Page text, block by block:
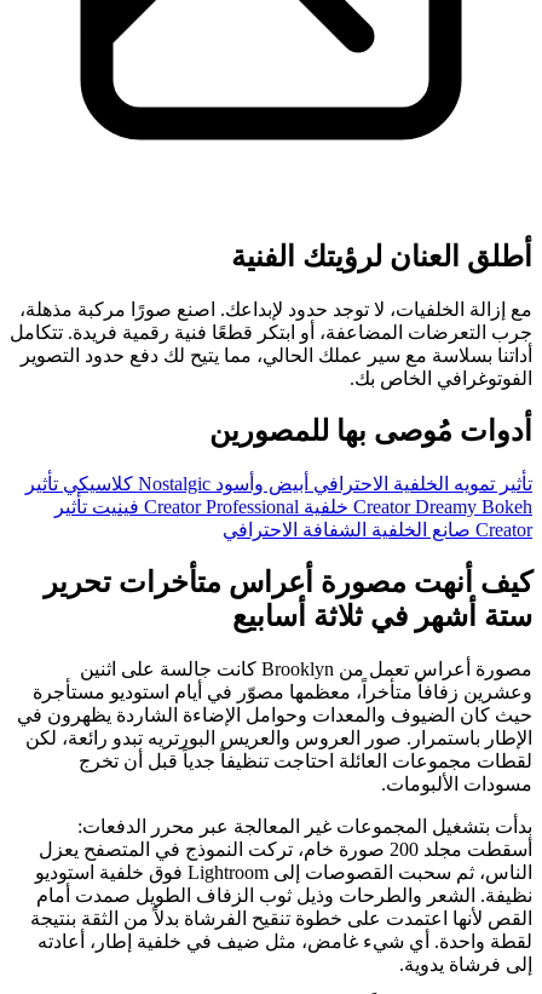
أطلق العنان لرؤيتك الفنية
مع إزالة الخلفيات، لا توجد حدود لإبداعك. اصنع صورًا مركبة مذهلة،
جرب التعرضات المضاعفة، أو ابتكر قطعًا فنية رقمية فريدة. تتكامل
أداتنا بسلاسة مع سير عملك الحالي، مما يتيح لك دفع حدود التصوير
الفوتوغرافي الخاص بك.
أدوات مُوصى بها للمصورين
تأثير تمويه الخلفية الاحترافي أبيض وأسود
Nostalgic كلاسيكي تأثير
CreatorDreamy Bokeh خلفية Creator
Professional فينيت تأثير
Creator صانع الخلفية الشفافة الاحترافي
كيف أنهت مصورة أعراس متأخرات تحرير
ستة أشهر في ثلاثة أسابيع
مصورة أعراس تعمل من Brooklyn كانت جالسة على اثنين
وعشرين زفافاً متأخراً، معظمها مصوّر في أيام استوديو مستأجرة
حيث كان الضيوف والمعدات وحوامل الإضاءة الشاردة يظهرون في
الإطار باستمرار. صور العروس والعريس البورتريه تبدو رائعة، لكن
لقطات مجموعات العائلة احتاجت تنظيفاً جدياً قبل أن تخرج
مسودات الألبومات.
بدأت بتشغيل المجموعات غير المعالجة عبر محرر الدفعات:
أسقطت مجلد 200 صورة خام، تركت النموذج في المتصفح يعزل
الناس، ثم سحبت القصوصات إلى Lightroom فوق خلفية استوديو
نظيفة. الشعر والطرحات وذيل ثوب الزفاف الطويل صمدت أمام
القص لأنها اعتمدت على خطوة تنقيح الفرشاة بدلاً من الثقة بنتيجة
لقطة واحدة. أي شيء غامض، مثل ضيف في خلفية إطار، أعادته
إلى فرشاة يدوية.